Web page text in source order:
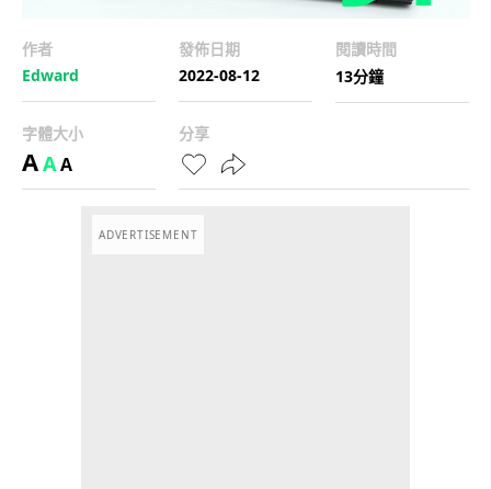
作者
Edward
發佈日期
2022-08-12
閱讀時間
13分鐘
字體大小
AAA
分享
ADVERTISEMENT